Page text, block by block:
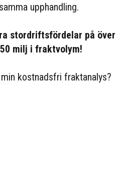
samma upphandling.
stordriftsfördelar på över
milj i fraktvolym!
kostnadsfri fraktanalys?